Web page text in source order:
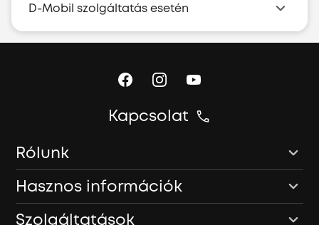
D-Mobil szolgáltatás esetén
Kapcsolat
Rólunk
Hasznos információk
Szolgáltatások